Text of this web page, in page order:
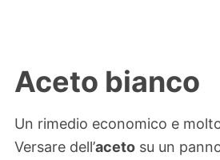
Aceto bianco
Un rimedio economico e
Versare dell’aceto su un